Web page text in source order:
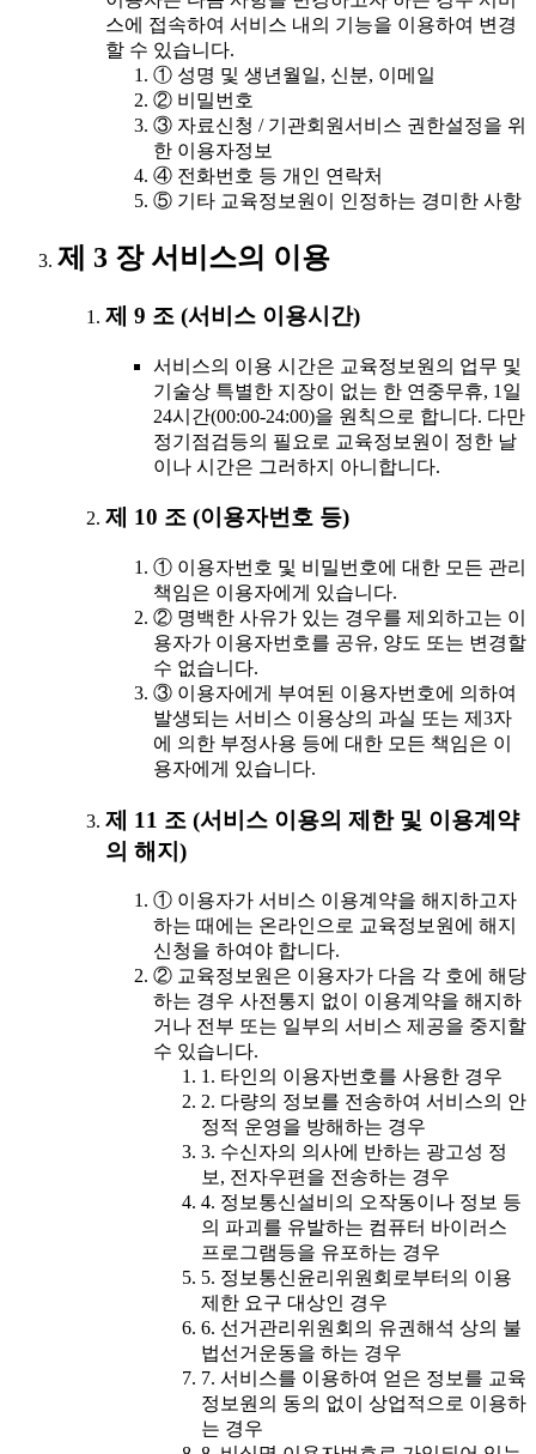
스에 접속하여 서비스 내의 기능을 이용하여 변경
할 수 있습니다.
① 성명 및 생년월일, 신분, 이메일
② 비밀번호
③ 자료신청 / 기관회원서비스 권한설정을 위
한 이용자정보
④ 전화번호 등 개인 연락처
⑤ 기타 교육정보원이 인정하는 경미한 사항
제 3 장 서비스의 이용
제 9 조 (서비스 이용시간)
서비스의 이용 시간은 교육정보원의 업무 및
기술상 특별한 지장이 없는 한 연중무휴, 1일
24시간(00:00-24:00)을 원칙으로 합니다. 다만
정기점검등의 필요로 교육정보원이 정한 날
이나 시간은 그러하지 아니합니다.
제 10 조 (이용자번호 등)
① 이용자번호 및 비밀번호에 대한 모든 관리
책임은 이용자에게 있습니다.
② 명백한 사유가 있는 경우를 제외하고는 이
용자가 이용자번호를 공유, 양도 또는 변경할
수 없습니다.
③ 이용자에게 부여된 이용자번호에 의하여
발생되는 서비스 이용상의 과실 또는 제3자
에 의한 부정사용 등에 대한 모든 책임은 이
용자에게 있습니다.
제 11 조 (서비스 이용의 제한 및 이용계약
의 해지)
① 이용자가 서비스 이용계약을 해지하고자
하는 때에는 온라인으로 교육정보원에 해지
신청을 하여야 합니다.
② 교육정보원은 이용자가 다음 각 호에 해당
하는 경우 사전통지 없이 이용계약을 해지하
거나 전부 또는 일부의 서비스 제공을 중지할
수 있습니다.
1. 타인의 이용자번호를 사용한 경우
2. 다량의 정보를 전송하여 서비스의 안
정적 운영을 방해하는 경우
3. 수신자의 의사에 반하는 광고성 정
보, 전자우편을 전송하는 경우
4. 정보통신설비의 오작동이나 정보 등
의 파괴를 유발하는 컴퓨터 바이러스
프로그램등을 유포하는 경우
5. 정보통신윤리위원회로부터의 이용
제한 요구 대상인 경우
6. 선거관리위원회의 유권해석 상의 불
법선거운동을 하는 경우
7. 서비스를 이용하여 얻은 정보를 교육
정보원의 동의 없이 상업적으로 이용하
는 경우